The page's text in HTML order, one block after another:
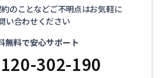
のことなどご不明点はお気軽に
い合わせください
無料で安心サポート
302-190